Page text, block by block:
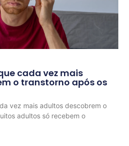
cada vez mais
o transtorno após os
vez mais adultos descobrem o
adultos só recebem o